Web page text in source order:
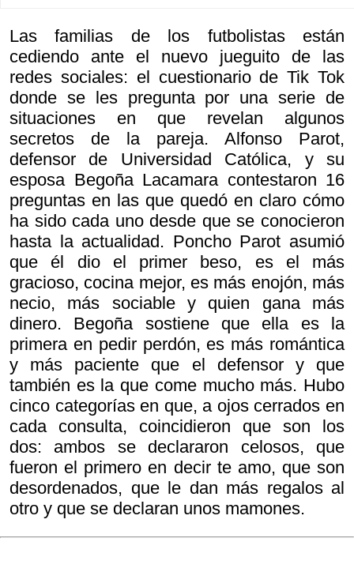
Las familias de los futbolistas están
cediendo ante el nuevo jueguito de las
redes sociales: el cuestionario de Tik Tok
donde se les pregunta por una serie de
situaciones en que revelan algunos
secretos de la pareja. Alfonso Parot,
defensor de Universidad Católica, y su
esposa Begoña Lacamara contestaron 16
preguntas en las que quedó en claro cómo
ha sido cada uno desde que se conocieron
hasta la actualidad. Poncho Parot asumió
que él dio el primer beso, es el más
gracioso, cocina mejor, es más enojón, más
necio, más sociable y quien gana más
dinero. Begoña sostiene que ella es la
primera en pedir perdón, es más romántica
y más paciente que el defensor y que
también es la que come mucho más. Hubo
cinco categorías en que, a ojos cerrados en
cada consulta, coincidieron que son los
dos: ambos se declararon celosos, que
fueron el primero en decir te amo, que son
desordenados, que le dan más regalos al
otro y que se declaran unos mamones.